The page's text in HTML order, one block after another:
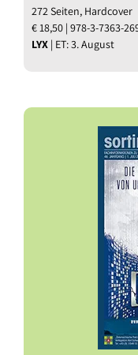
272 Seiten, Hardcover
€ 18,50 | 978-3-7363-
LYX | ET: 3. August